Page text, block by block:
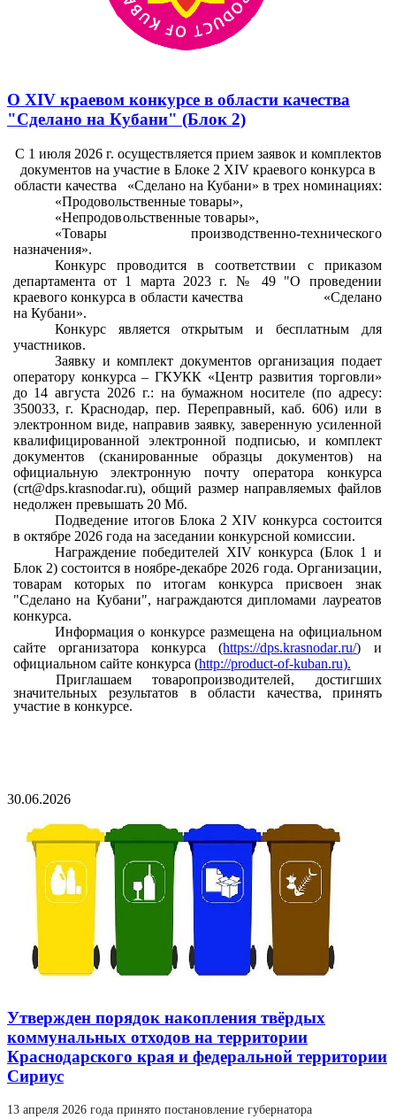
О XIV краевом конкурсе в области качества
"Сделано на Кубани" (Блок 2)
С 1 июля 2026 г. осуществляется прием заявок и комплектов
документов на участие в Блоке 2 XIV краевого конкурса в
области качества «Сделано на Кубани» в трех номинациях:
«Продовольственные товары»,
«Непродовольственные товары»,
«Товары производственно-технического
назначения».
Конкурс проводится в соответствии с приказом
департамента от 1 марта 2023 г. № 49 "О проведении
краевого конкурса в области качества
«Сделано
на Кубани».
Конкурс является открытым и бесплатным для
участников.
Заявку и комплект документов организация подает
оператору конкурса – ГКУКК «Центр развития торговли»
до 14 августа 2026 г.: на бумажном носителе (по адресу:
350033, г. Краснодар, пер. Переправный, каб. 606) или в
электронном виде, направив заявку, заверенную усиленной
квалифицированной электронной подписью, и комплект
документов (сканированные образцы документов) на
официальную электронную почту оператора конкурса
(crt@dps.krasnodar.ru), общий размер направляемых файлов
недолжен превышать 20 Мб.
Подведение итогов Блока 2 XIV конкурса состоится
в октябре 2026 года на заседании конкурсной комиссии.
Награждение победителей XIVконкурса (Блок 1 и
Блок 2) состоится в ноябре-декабре 2026 года. Организации,
товарам которых по итогам конкурса присвоен знак
"Сделано на Кубани", награждаются дипломами лауреатов
конкурса.
Информация о конкурсе размещена на официальном
сайте организатора конкурса (https://dps.krasnodar.ru/) и
официальном сайте конкурса (http://product-of-kuban.ru).
Приглашаем товаропроизводителей, достигших
значительных результатов в области качества, принять
участие в конкурсе.
30.06.2026
Утвержден порядок накопления твёрдых
коммунальных отходов на территории
Краснодарского края и федеральной территории
Сириус
13 апреля 2026 года принято постановление губернатора